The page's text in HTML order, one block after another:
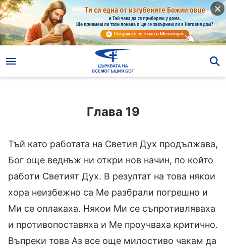
Глава 19
Тъй като работата на Светия Дух продължава,
Бог още веднъж ни откри нов начин, по който
работи Светият Дух. В резултат на това някои
хора неизбежно са Ме разбрали погрешно и
Ми се оплакаха. Някои Ми се съпротивляваха
и противопоставяха и Ме проучваха критично.
Въпреки това Аз все още милостиво чакам да